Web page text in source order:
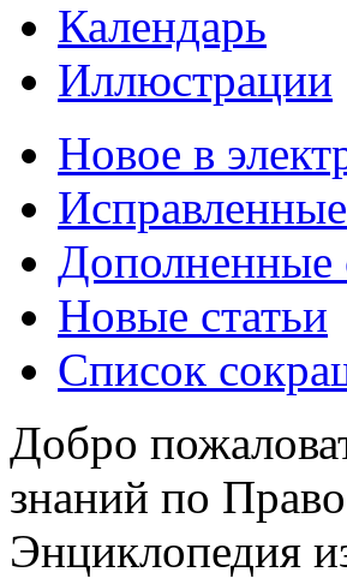
Календарь
Иллюстрации
Новое в
Дополненные
Новые статьи
Список
Добро
знаний по
Энциклопедия